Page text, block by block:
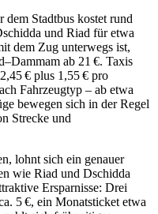
Stadtbus kostet rund
und Riad für etwa
dem Zug unterwegs ist,
ab 21 €. Taxis
€ plus 1,55 € pro
Fahrzeugtyp – ab etwa
bewegen sich in der Regel
Strecke und
lohnt sich ein genauer
wie Riad und Dschidda
Ersparnisse: Drei
5 €, ein Monatsticket etwa